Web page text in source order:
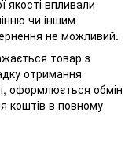
якості впливали
чи іншим
не можливий.
товар з
отримання
оформлюється обмін
коштів в повному